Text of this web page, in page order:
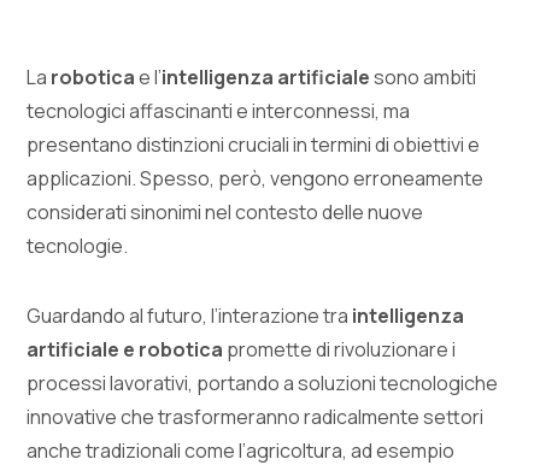
La roboticae l’intelligenza artificialesono ambiti
tecnologici affascinanti e interconnessi, ma
presentano distinzioni cruciali in termini di obiettivi e
applicazioni. Spesso, però, vengono erroneamente
considerati sinonimi nel contesto delle nuove
tecnologie.
Guardando al futuro, l’interazione tra intelligenza
artificiale e robotica promette di rivoluzionare i
processi lavorativi, portando a soluzioni tecnologiche
innovative che trasformeranno radicalmente settori
anche tradizionali come l’agricoltura, ad esempio